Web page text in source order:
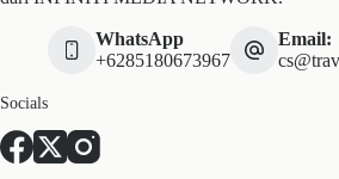
WhatsApp
+6285180673967
Email:
Socials